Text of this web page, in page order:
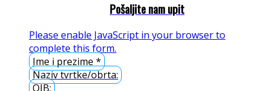
Pošaljite nam upit
Please enable JavaScript in your browser to
complete this form.
Ime i prezime *
Naziv tvrtke/obrta:
OIB: